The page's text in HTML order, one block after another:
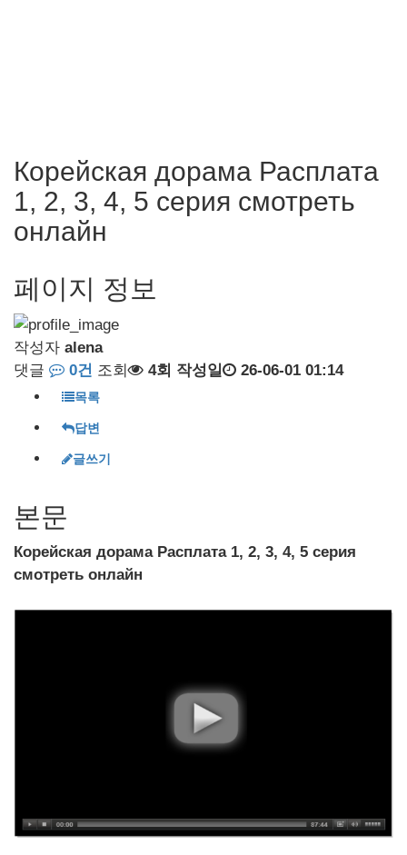
Корейская дорама Расплата
1, 2, 3, 4, 5 серия смотреть
онлайн
페이지 정보
작성자 alena
댓글
0건 조회 4회 작성일 26-06-01 01:14
목록
답변
글쓰기
본문
Корейская дорама Расплата 1, 2, 3, 4, 5 серия
смотреть онлайн